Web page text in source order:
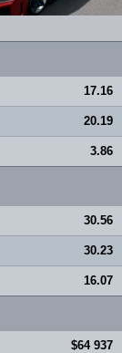
17.16
20.19
3.86
30.56
30.23
16.07
$64 937